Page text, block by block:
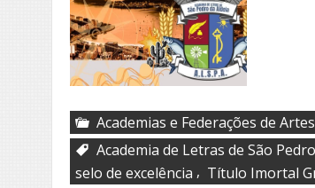
Academias e Federações de Artes
Academia de Letras de São
selo de excelência , Título Imortal